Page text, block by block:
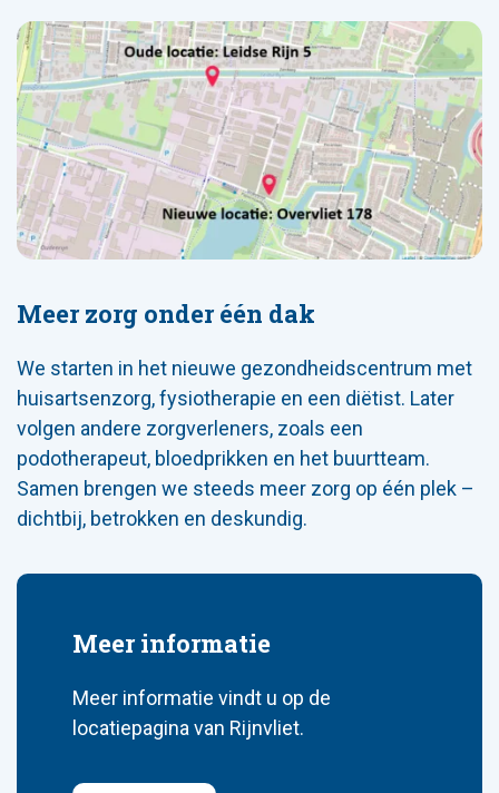
Meer zorg onder één dak
We starten in het nieuwe gezondheidscentrum met
huisartsenzorg, fysiotherapie en een diëtist. Later
volgen andere zorgverleners, zoals een
podotherapeut, bloedprikken en het buurtteam.
Samen brengen we steeds meer zorg op één plek –
dichtbij, betrokken en deskundig.
Meer informatie
Meer informatie vindt u op de
locatiepagina van Rijnvliet.